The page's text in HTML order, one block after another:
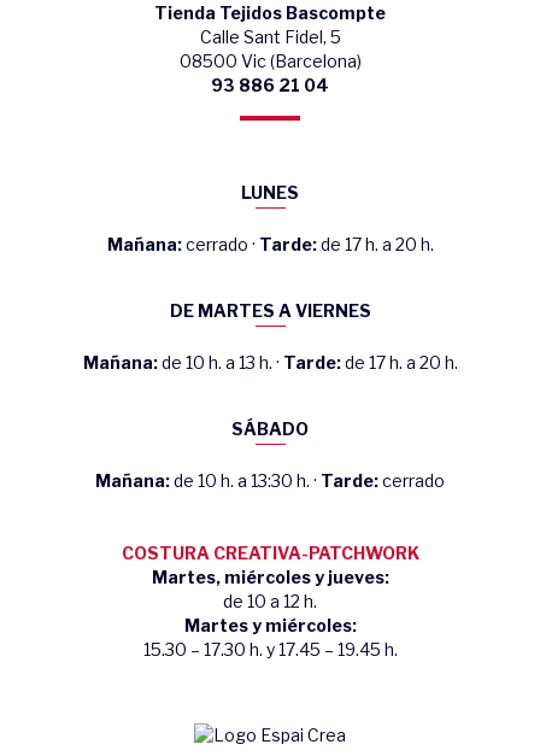
Tienda Tejidos Bascompte
Calle Sant Fidel, 5
08500 Vic (Barcelona)
93 886 21 04
LUNES
Mañana:cerrado · Tarde:de 17 h. a 20 h.
DE MARTES A VIERNES
Mañana:de 10 h. a 13 h. · Tarde:de 17 h. a 20 h.
SÁBADO
Mañana:de 10 h. a 13:30 h. · Tarde:cerrado
COSTURA CREATIVA-PATCHWORK
Martes, miércoles y jueves:
de 10 a 12 h.
Martes y miércoles:
15.30 – 17.30 h. y 17.45 – 19.45 h.